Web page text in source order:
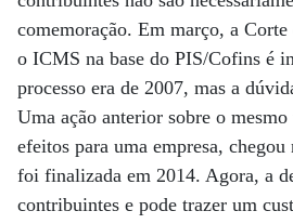
comemoração. Em março, a
o ICMS na base do PIS/Cofins é
processo era de 2007, mas a
Uma ação anterior sobre o
efeitos para uma empresa,
foi finalizada em 2014. Agora, a
contribuintes e pode trazer um